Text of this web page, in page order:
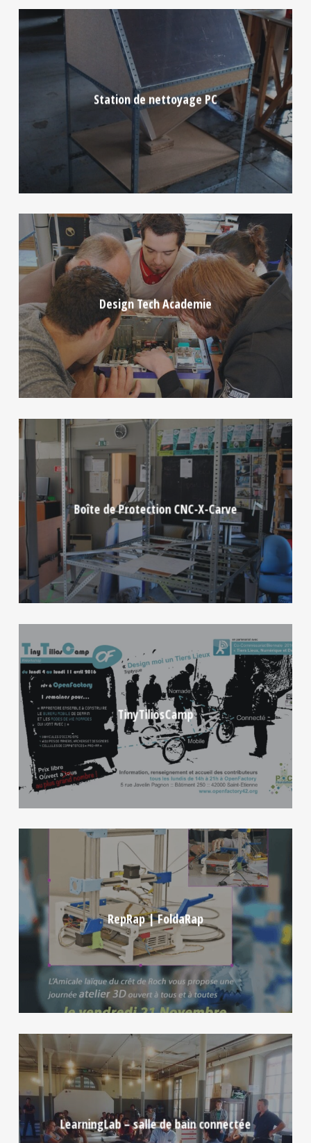
Station de nettoyage PC
Design Tech Academie
Boîte de Protection CNC-X-Carve
TinyTiliosCamp
RepRap | FoldaRap
LearningLab – salle de bain connectée